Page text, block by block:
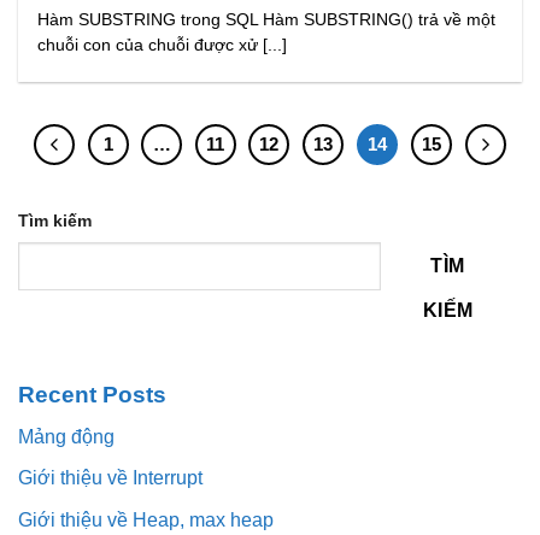
Hàm SUBSTRING trong SQL Hàm SUBSTRING() trả về một
chuỗi con của chuỗi được xử [...]
1 … 11 12 13 14 15
Tìm kiếm
TÌM
KIẾM
Recent Posts
Mảng động
Giới thiệu về Interrupt
Giới thiệu về Heap, max heap